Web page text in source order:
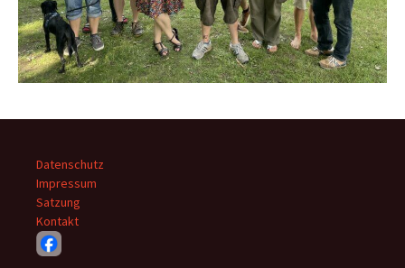
Datenschutz
Impressum
Satzung
Kontakt